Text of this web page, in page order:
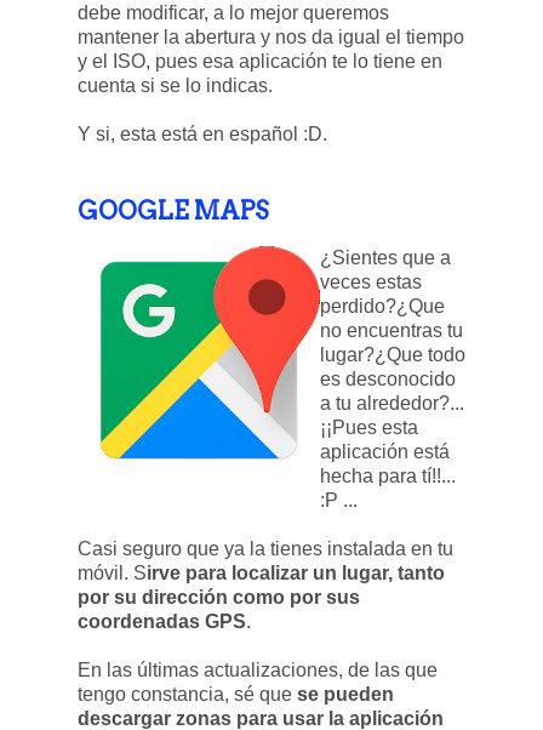
debe modificar, a lo mejor queremos
mantener la abertura y nos da igual el tiempo
y el ISO, pues esa aplicación te lo tiene en
cuenta si se lo indicas.
Y si, esta está en español :D.
GOOGLE MAPS
¿Sientes que a
veces estas
perdido?¿Que
no encuentras tu
lugar?¿Que todo
es desconocido
a tu alrededor?...
¡¡Pues esta
aplicación está
hecha para tí!!...
:P ...
Casi seguro que ya la tienes instalada en tu
móvil. Sirve para localizar un lugar, tanto
por su dirección como por sus
coordenadas GPS.
En las últimas actualizaciones, de las que
tengo constancia, sé que se pueden
descargar zonas para usar la aplicación